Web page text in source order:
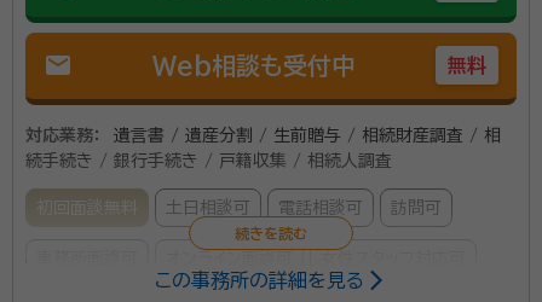
mail Web相談も受付中 無料
対応業務：
遺言書 / 遺産分割 / 生前贈与 / 相続財産調査 / 相
続手続き / 銀行手続き / 戸籍収集 / 相続人調査
初回面談無料 土日相談可 電話相談可 訪問可
この事務所の詳細を見る